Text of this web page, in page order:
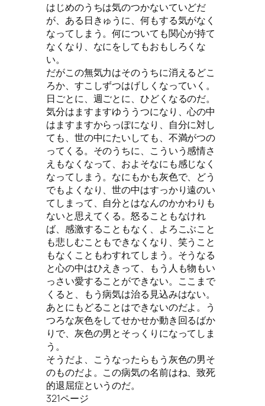
はじめのうちは気のつかないていどだ
が、ある日きゅうに、何もする気がなく
なってしまう。何についても関心が持て
なくなり、なにをしてもおもしろくな
い。
だがこの無気力はそのうちに消えるどこ
ろか、すこしずつはげしくなっていく。
日ごとに、週ごとに、ひどくなるのだ。
気分はますますゆううつになり、心の中
はますますからっぽになり、自分に対し
ても、世の中にたいしても、不満がつの
ってくる。そのうちに、こういう感情さ
えもなくなって、およそなにも感じなく
なってしまう。なにもかも灰色で、どう
でもよくなり、世の中はすっかり遠のい
てしまって、自分とはなんのかかわりも
ないと思えてくる。怒ることもなけれ
ば、感激することもなく、よろこぶこと
も悲しむこともできなくなり、笑うこと
もなくこともわすれてしまう。そうなる
と心の中はひえきって、もう人も物もい
っさい愛することができない。ここまで
くると、もう病気は治る見込みはない。
あとにもどることはできないのだよ。う
つろな灰色をしてせかせか動き回るばか
りで、灰色の男とそっくりになってしま
う。
そうだよ、こうなったらもう灰色の男そ
のものだよ。この病気の名前はね、致死
的退屈症というのだ。
321ページ